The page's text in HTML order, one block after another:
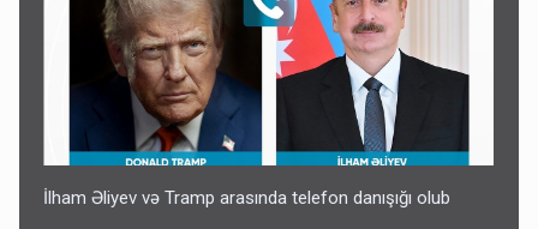
İlham Əliyev və Tramp arasında telefon danışığı olub